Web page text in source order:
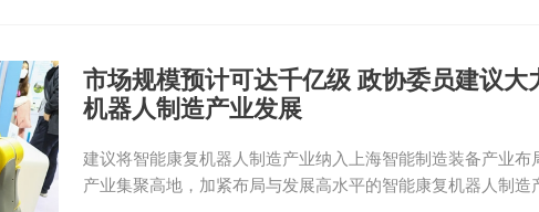
市场规模预计可达千亿级 政协委员建议大
机器人制造产业发展
建议将智能康复机器人制造产业纳入上海智能制造装备产业
产业集聚高地，加紧布局与发展高水平的智能康复机器人制造